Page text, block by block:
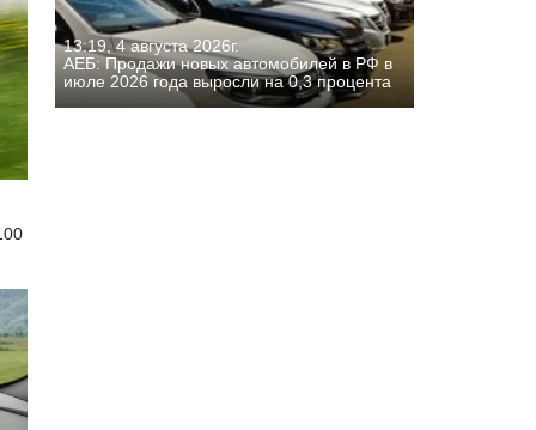
13:19, 4 августа 2026г.
АЕБ: Продажи новых автомобилей в РФ в
июле 2026 года выросли на 0,3 процента